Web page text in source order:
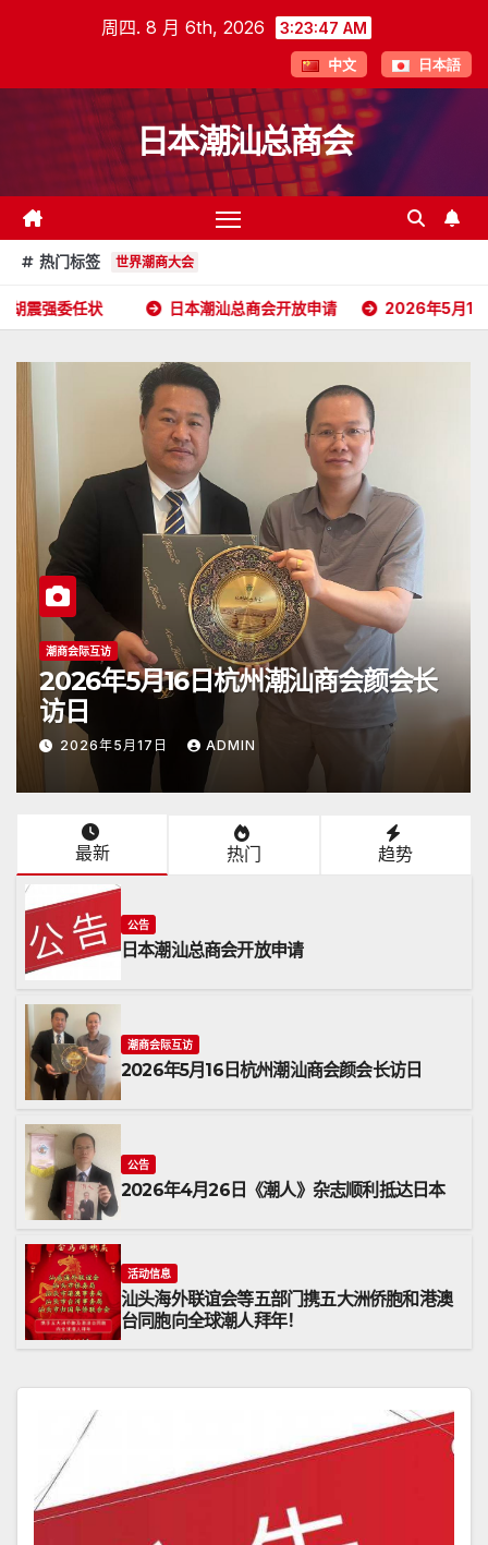
周四. 8 月 6th, 2026 3:23:49 AM
中文 日本語
日本潮汕总商会
热门标签 世界潮商大会
日本潮汕总商会开放申请 2026年5月16日杭州潮汕商会颜会长
公告
2026年4月26日《潮人》杂志顺利抵
达日本
2026年4月26日 ADMIN
最新 热门 趋势
公告
日本潮汕总商会开放申请
潮商会际互访
2026年5月16日杭州潮汕商会颜会长访日
公告
2026年4月26日《潮人》杂志顺利抵达日本
活动信息
汕头海外联谊会等五部门携五大洲侨胞和港澳
台同胞向全球潮人拜年！